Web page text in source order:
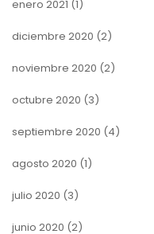
enero 2021 (1)
diciembre 2020 (2)
noviembre 2020 (2)
octubre 2020 (3)
septiembre 2020 (4)
agosto 2020 (1)
julio 2020 (3)
junio 2020 (2)